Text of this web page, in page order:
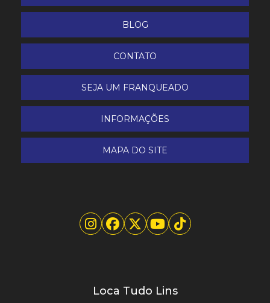
BLOG
CONTATO
SEJA UM FRANQUEADO
INFORMAÇÕES
MAPA DO SITE
Loca Tudo Lins